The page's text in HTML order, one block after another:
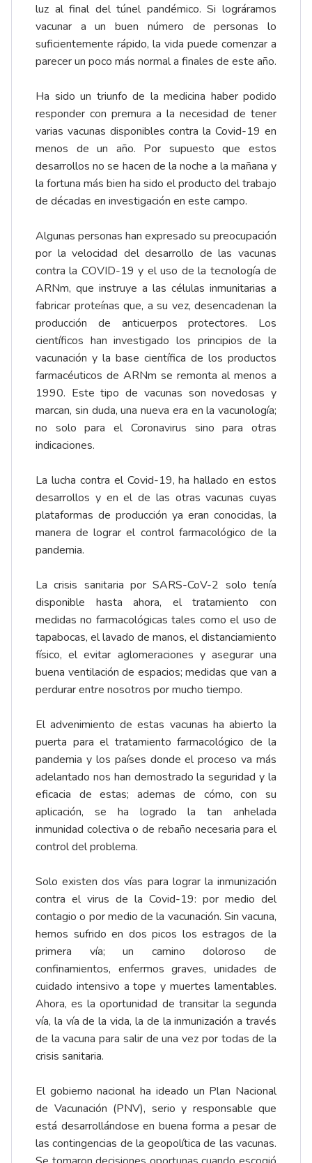
luz al final del túnel pandémico. Si lográramos
vacunar a un buen número de personas lo
suficientemente rápido, la vida puede comenzar a
parecer un poco más normal a finales de este año.
Ha sido un triunfo de la medicina haber podido
responder con premura a la necesidad de tener
varias vacunas disponibles contra la Covid-19 en
menos de un año. Por supuesto que estos
desarrollos no se hacen de la noche a la mañana y
la fortuna más bien ha sido el producto del trabajo
de décadas en investigación en este campo.
Algunas personas han expresado su preocupación
por la velocidad del desarrollo de las vacunas
contra la COVID-19 y el uso de la tecnología de
ARNm, que instruye a las células inmunitarias a
fabricar proteínas que, a su vez, desencadenan la
producción de anticuerpos protectores. Los
científicos han investigado los principios de la
vacunación y la base científica de los productos
farmacéuticos de ARNm se remonta al menos a
1990. Este tipo de vacunas son novedosas y
marcan, sin duda, una nueva era en la vacunología;
no solo para el Coronavirus sino para otras
indicaciones.
La lucha contra el Covid-19, ha hallado en estos
desarrollos y en el de las otras vacunas cuyas
plataformas de producción ya eran conocidas, la
manera de lograr el control farmacológico de la
pandemia.
La crisis sanitaria por SARS-CoV-2 solo tenía
disponible hasta ahora, el tratamiento con
medidas no farmacológicas tales como el uso de
tapabocas, el lavado de manos, el distanciamiento
físico, el evitar aglomeraciones y asegurar una
buena ventilación de espacios; medidas que van a
perdurar entre nosotros por mucho tiempo.
El advenimiento de estas vacunas ha abierto la
puerta para el tratamiento farmacológico de la
pandemia y los países donde el proceso va más
adelantado nos han demostrado la seguridad y la
eficacia de estas; ademas de cómo, con su
aplicación, se ha logrado la tan anhelada
inmunidad colectiva o de rebaño necesaria para el
control del problema.
Solo existen dos vías para lograr la inmunización
contra el virus de la Covid-19: por medio del
contagio o por medio de la vacunación. Sin vacuna,
hemos sufrido en dos picos los estragos de la
primera vía; un camino doloroso de
confinamientos, enfermos graves, unidades de
cuidado intensivo a tope y muertes lamentables.
Ahora, es la oportunidad de transitar la segunda
vía, la vía de la vida, la de la inmunización a través
de la vacuna para salir de una vez por todas de la
crisis sanitaria.
El gobierno nacional ha ideado un Plan Nacional
de Vacunación (PNV), serio y responsable que
está desarrollándose en buena forma a pesar de
las contingencias de la geopolítica de las vacunas.